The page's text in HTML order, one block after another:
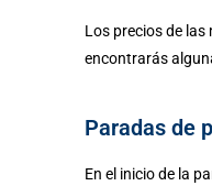
Los precios de
encontrarás
Paradas de
En el inicio de la